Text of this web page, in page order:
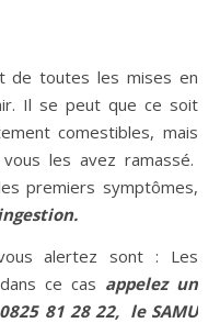
de toutes les mises en
Il se peut que ce soit
comestibles, mais
les avez ramassé.
premiers symptômes,
alertez sont : Les
ce cas appelez un
81 28 22, le SAMU